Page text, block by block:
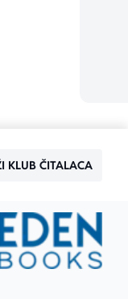
KLUB ČITALACA